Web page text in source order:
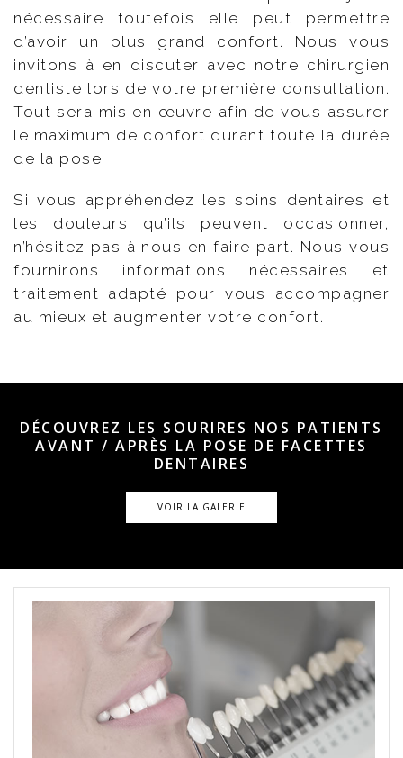
nécessaire toutefois elle peut permettre
d’avoir un plus grand confort. Nous vous
invitons à en discuter avec notre chirurgien
dentiste lors de votre première consultation.
Tout sera mis en œuvre afin de vous assurer
le maximum de confort durant toute la durée
de la pose.
Si vous appréhendez les soins dentaires et
les douleurs qu’ils peuvent occasionner,
n’hésitez pas à nous en faire part. Nous vous
fournirons informations nécessaires et
traitement adapté pour vous accompagner
au mieux et augmenter votre confort.
DÉCOUVREZ LES SOURIRES NOS PATIENTS
AVANT / APRÈS LA POSE DE FACETTES
DENTAIRES
VOIR LA GALERIE